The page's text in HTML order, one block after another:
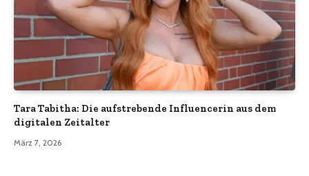
Tara Tabitha: Die aufstrebende Influencerin aus dem
digitalen Zeitalter
März 7, 2026